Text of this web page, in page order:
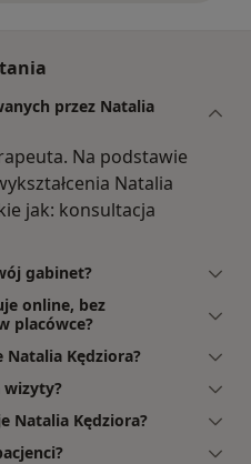
przez Natalia
Na podstawie
Natalia
jak: konsultacja
gabinet?
online, bez
placówce?
Kędziora?
wizyty?
Natalia Kędziora?